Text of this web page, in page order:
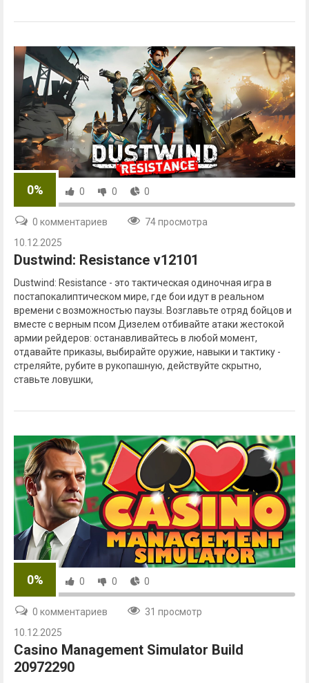
0% 0 0 0
0 комментариев
74 просмотра
10.12.2025
Dustwind: Resistance v12101
Dustwind: Resistance - это тактическая одиночная игра в
постапокалиптическом мире, где бои идут в реальном
времени с возможностью паузы. Возглавьте отряд бойцов и
вместе с верным псом Дизелем отбивайте атаки жестокой
армии рейдеров: останавливайтесь в любой момент,
отдавайте приказы, выбирайте оружие, навыки и тактику -
стреляйте, рубите в рукопашную, действуйте скрытно,
ставьте ловушки,
0% 0 0 0
0 комментариев
31 просмотр
10.12.2025
Casino Management Simulator Build
20972290